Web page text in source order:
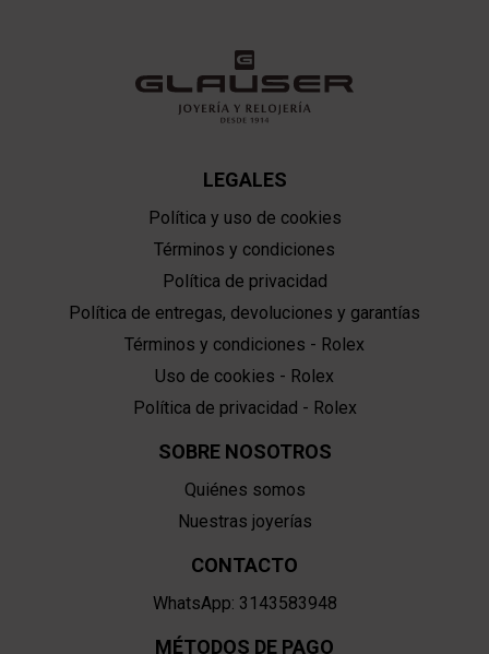
LEGALES
Política y uso de cookies
Términos y condiciones
Política de privacidad
Política de entregas, devoluciones y garantías
Términos y condiciones - Rolex
Uso de cookies - Rolex
Política de privacidad - Rolex
SOBRE NOSOTROS
Quiénes somos
Nuestras joyerías
CONTACTO
WhatsApp: 3143583948
MÉTODOS DE PAGO